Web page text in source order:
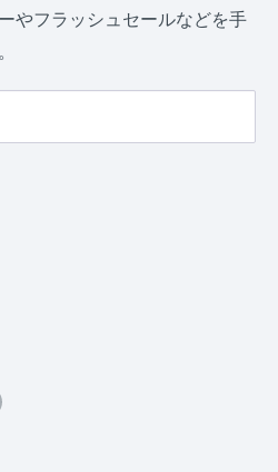
ンショッピング体験です。
も低い価格の最高品質の製
、NC 27502、米国
やフラッシュセールなどを手